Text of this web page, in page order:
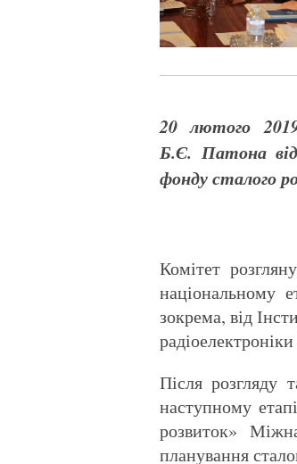
20 лютого
Б.Є. Патона
фонду сталого
Комітет
національному
зокрема, від
Після розгляду
наступному
розвиток»
планування